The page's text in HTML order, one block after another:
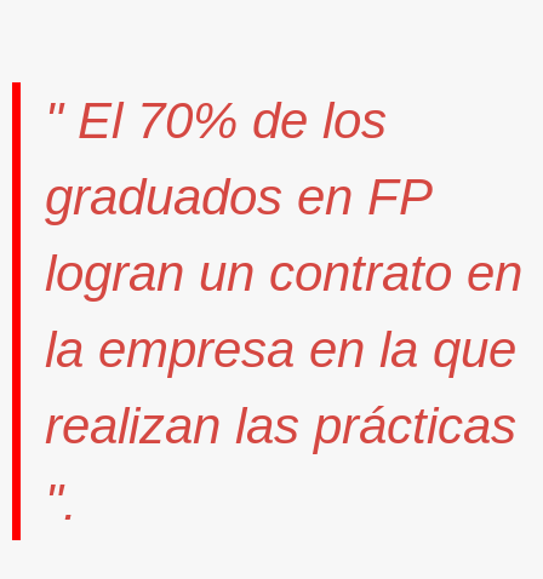
" El 70% de los
graduados en FP
logran un contrato en
la empresa en la que
realizan las prácticas
".